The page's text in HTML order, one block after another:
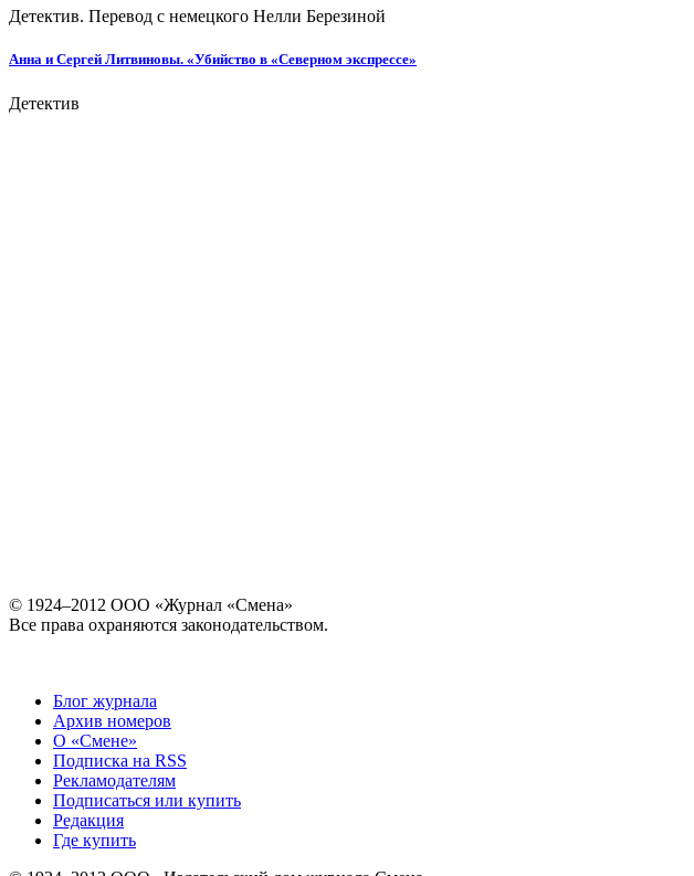
Детектив. Перевод с немецкого Нелли Березиной
Анна и Сергей Литвиновы. «Убийство в «Северном экспрессе»
Детектив
© 1924–2012 ООО «Журнал «Смена»
Все права охраняются законодательством.
Блог журнала
Архив номеров
О «Смене»
Подписка на RSS
Рекламодателям
Подписаться или купить
Редакция
Где купить